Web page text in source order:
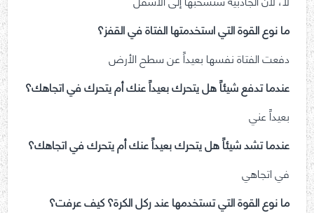
ما نوع القوة التي استخدمتها الفتاة في القفز؟
دفعت الفتاة نفسها بعيداً عن سطح الأرض
عندما تدفع شيئاً هل يتحرك بعيداً عنك أم يتحرك في اتجاهك؟
بعيداً عني
عندما تشد شيئاً هل يتحرك بعيداً عنك أم يتحرك في اتجاهك؟
في اتجاهي
ما نوع القوة التي تستخدمها عند ركل الكرة؟ كيف عرفت؟